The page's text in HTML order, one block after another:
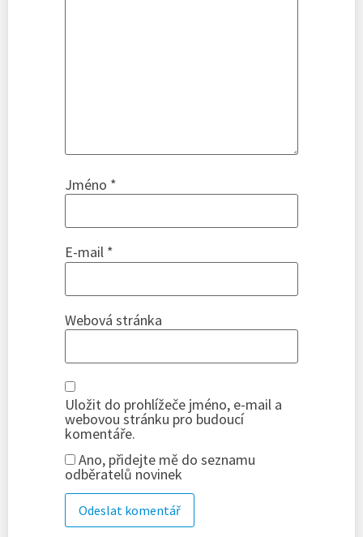
Jméno *
E-mail *
Webová stránka
Uložit do prohlížeče jméno, e-mail a
webovou stránku pro budoucí
komentáře.
Ano, přidejte mě do seznamu
odběratelů novinek